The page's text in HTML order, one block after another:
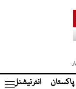
پاکستان انٹر نیشنل